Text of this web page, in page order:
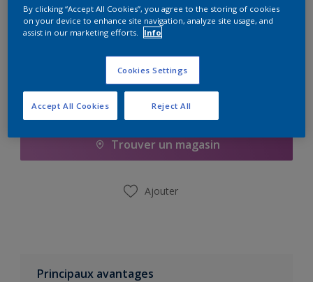
Calculer
Ajouter à la liste d’achats
Trouver un magasin
Ajouter
Principaux avantages
By clicking “Accept All Cookies”, you agree to the storing of cookies
on your device to enhance site navigation, analyze site usage, and
assist in our marketing efforts.
Info
Cookies Settings
Reject All
Accept All Cookies